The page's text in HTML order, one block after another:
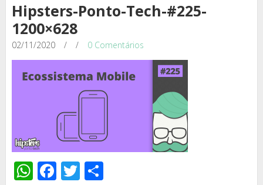
Hipsters-Ponto-Tech-#225-
1200×628
02/11/2020 / / 0 Comentários
WhatsApp
Facebook
Twitter